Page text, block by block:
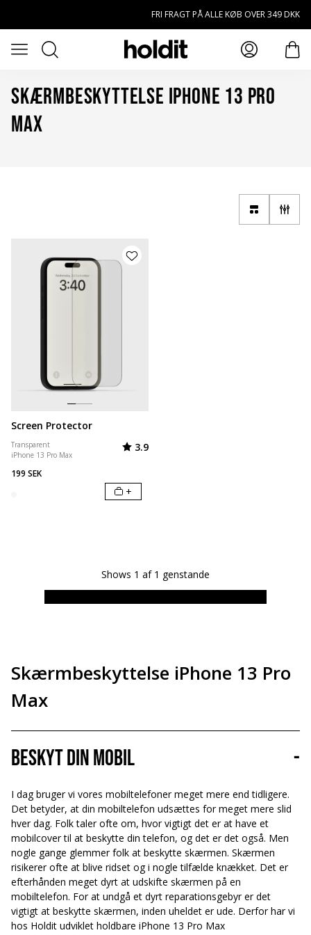
FRI FRAGT PÅ ALLE KØB OVER 349 DKK
Öppna meny
Søg
Skærmbeskyttelse iPhone 13 Pro
Max
Screen Protector
Transparent
iPhone 13 Pro Max
Vurdering:
3.9
199 SEK
+
Shows 1 af 1 genstande
Skærmbeskyttelse iPhone 13 Pro
Max
Beskyt din mobil -
I dag bruger vi vores mobiltelefoner meget mere end tidligere.
Det betyder, at din mobiltelefon udsættes for meget mere slid
hver dag. Folk taler ofte om, hvor vigtigt det er at have et
mobilcover til at beskytte din telefon, og det er det også. Men
nogle gange glemmer folk at beskytte skærmen. Skærmen
risikerer ofte at blive ridset og i nogle tilfælde knækket. Det er
efterhånden meget dyrt at udskifte skærmen på en
mobiltelefon. For at undgå et dyrt reparationsgebyr er det
vigtigt at beskytte skærmen, inden uheldet er ude. Derfor har vi
hos Holdit udviklet holdbare iPhone 13 Pro Max